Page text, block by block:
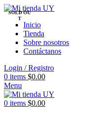
Inicio
Tienda
Sobre nosotros
Contáctanos
Login / Registro
0 items $0.00
Menu
0 items $0.00
SOLD OU
T